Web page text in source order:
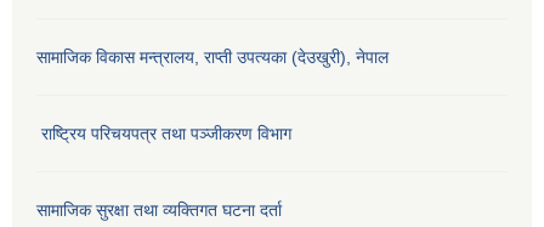
सामाजिक विकास मन्‍‍त्रालय, राप्ती उपत्यका (देउखुरी), नेपाल
राष्ट्रिय परिचयपत्र तथा पञ्जीकरण विभाग
सामाजिक सुरक्षा तथा व्यक्तिगत घटना दर्ता